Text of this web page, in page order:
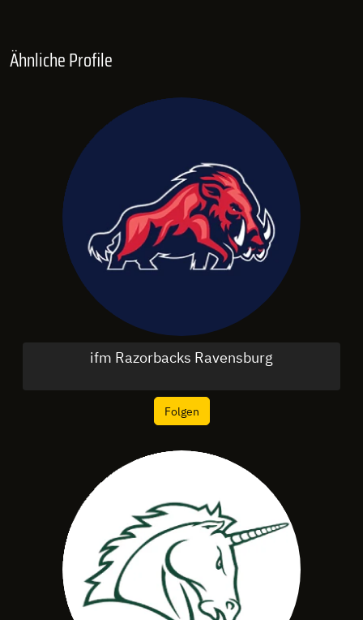
Ähnliche Profile
ifm Razorbacks Ravensburg
Folgen